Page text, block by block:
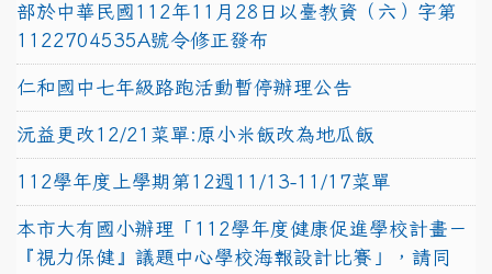
部於中華民國112年11月28日以臺教資（六）字第
1122704535A號令修正發布
仁和國中七年級路跑活動暫停辦理公告
沅益更改12/21菜單:原小米飯改為地瓜飯
112學年度上學期第12週11/13-11/17菜單
本市大有國小辦理「112學年度健康促進學校計畫－
『視力保健』議題中心學校海報設計比賽」，請同